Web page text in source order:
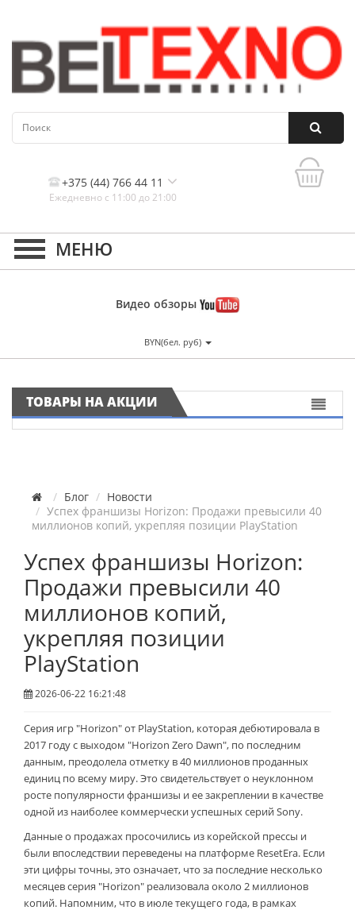
+375 (44) 766 44 11
Ежедневно с 11:00 до 21:00
Контакты, и схема проезда
Видео обзоры
BYN(бел. руб)
ТОВАРЫ НА АКЦИИ
Блог
Новости
Успех франшизы Horizon: Продажи превысили 40
миллионов копий, укрепляя позиции PlayStation
Успех франшизы Horizon:
Продажи превысили 40
миллионов копий,
укрепляя позиции
PlayStation
2026-06-22 16:21:48
Серия игр "Horizon" от PlayStation, которая дебютировала в
2017 году с выходом "Horizon Zero Dawn", по последним
данным, преодолела отметку в 40 миллионов проданных
единиц по всему миру. Это свидетельствует о неуклонном
росте популярности франшизы и ее закреплении в качестве
одной из наиболее коммерчески успешных серий Sony.
Данные о продажах просочились из корейской прессы и
были впоследствии переведены на платформе ResetEra. Если
эти цифры точны, это означает, что за последние несколько
месяцев серия "Horizon" реализовала около 2 миллионов
копий. Напомним, что в июле текущего года, в рамках